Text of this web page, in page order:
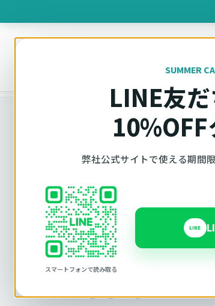
SUMMER
LINE友
弊社公式サイトで使える期間
スマートフォンで読み取る
LINE
車種別適合
オットキ
適合確認